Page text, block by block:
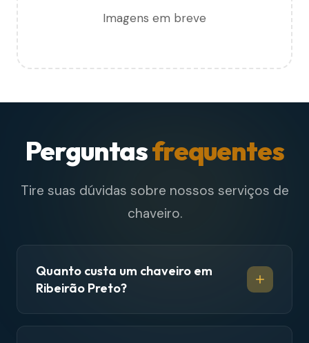
Imagens em breve
Perguntasfrequentes
Tire suas dúvidas sobre nossos serviços de
chaveiro.
Quanto custa um chaveiro em
Ribeirão Preto?